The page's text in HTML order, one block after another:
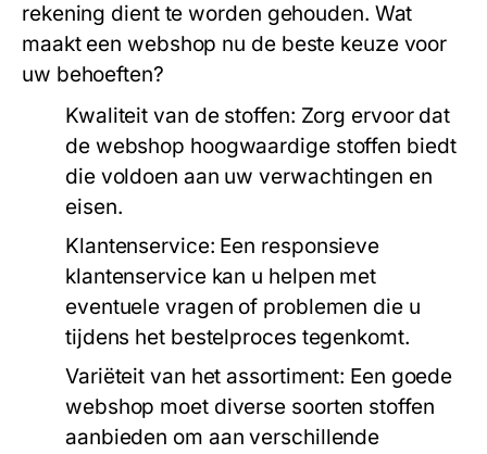
rekening dient te worden gehouden. Wat
maakt een webshop nu de beste keuze voor
uw behoeften?
Kwaliteit van de stoffen: Zorg ervoor dat
de webshop hoogwaardige stoffen biedt
die voldoen aan uw verwachtingen en
eisen.
Klantenservice: Een responsieve
klantenservice kan u helpen met
eventuele vragen of problemen die u
tijdens het bestelproces tegenkomt.
Variëteit van het assortiment: Een goede
webshop moet diverse soorten stoffen
aanbieden om aan verschillende